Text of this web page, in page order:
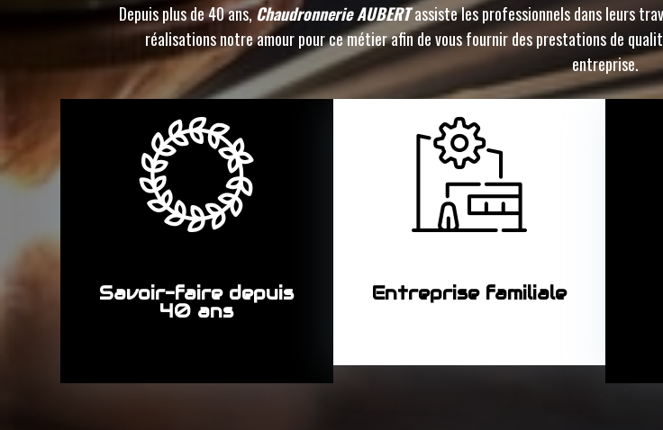
Depuis plus de 40 ans,Chaudronnerie AUBERTassiste les professionnels dans leurs
réalisations notre amour pour ce métier afin de vous fournir des prestations de
entreprise.
Savoir-faire depuis
40 ans
Entreprise familiale